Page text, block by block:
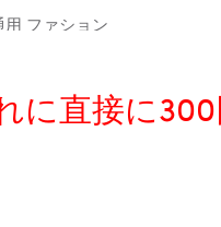
ファション
に直接に